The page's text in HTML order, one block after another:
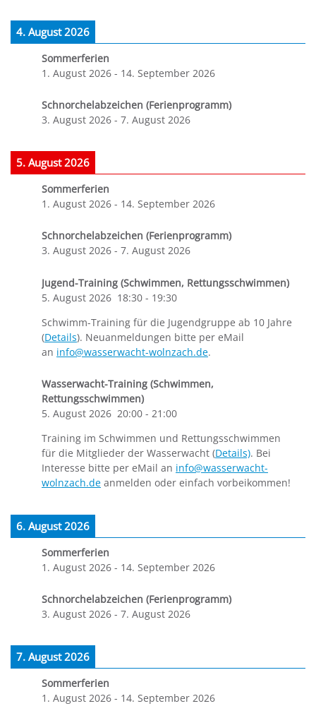
4. August 2026
Sommerferien
1. August 2026 - 14. September 2026
Schnorchelabzeichen (Ferienprogramm)
3. August 2026 - 7. August 2026
5. August 2026
Sommerferien
1. August 2026 - 14. September 2026
Schnorchelabzeichen (Ferienprogramm)
3. August 2026 - 7. August 2026
Jugend-Training (Schwimmen, Rettungsschwimmen)
5. August 2026 18:30 - 19:30
Schwimm-Training für die Jugendgruppe ab 10 Jahre
(Details). Neuanmeldungen bitte per eMail
an info@wasserwacht-wolnzach.de.
Wasserwacht-Training (Schwimmen,
Rettungsschwimmen)
5. August 2026 20:00 - 21:00
Training im Schwimmen und Rettungsschwimmen
für die Mitglieder der Wasserwacht (Details). Bei
Interesse bitte per eMail an info@wasserwacht-
wolnzach.de anmelden oder einfach vorbeikommen!
6. August 2026
Sommerferien
1. August 2026 - 14. September 2026
Schnorchelabzeichen (Ferienprogramm)
3. August 2026 - 7. August 2026
7. August 2026
Sommerferien
1. August 2026 - 14. September 2026